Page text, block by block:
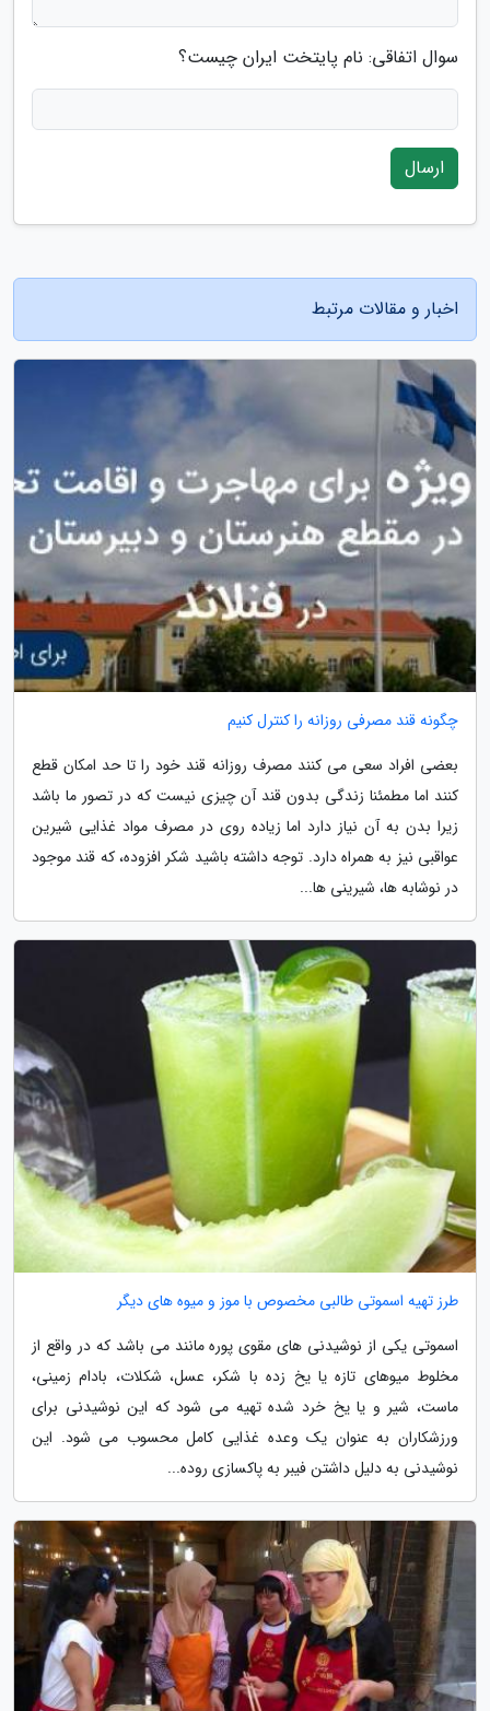
سوال اتفاقی: نام پایتخت ایران چیست؟
ارسال
اخبار و مقالات مرتبط
چگونه قند مصرفی روزانه را کنترل کنیم
بعضی افراد سعی می کنند مصرف روزانه قند خود را تا حد امکان قطع
کنند اما مطمئنا زندگی بدون قند آن چیزی نیست که در تصور ما باشد
زیرا بدن به آن نیاز دارد اما زیاده روی در مصرف مواد غذایی شیرین
عواقبی نیز به همراه دارد. توجه داشته باشید شکر افزوده، که قند موجود
در نوشابه ها، شیرینی ها...
طرز تهیه اسموتی طالبی مخصوص با موز و میوه های دیگر
اسموتی یکی از نوشیدنی های مقوی پوره مانند می باشد که در واقع از
مخلوط میوهای تازه یا یخ زده با شکر، عسل، شکلات، بادام زمینی،
ماست، شیر و یا یخ خرد شده تهیه می شود که این نوشیدنی برای
ورزشکاران به عنوان یک وعده غذایی کامل محسوب می شود. این
نوشیدنی به دلیل داشتن فیبر به پاکسازی روده...